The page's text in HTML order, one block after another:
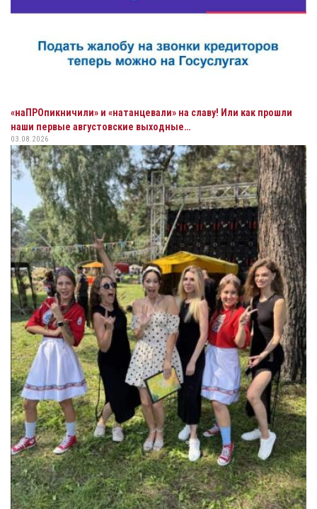
«наПРОпикничили» и «натанцевали» на славу! Или как прошли
наши первые августовские выходные…
03.08.2026